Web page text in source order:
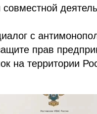
с
прав
на территории